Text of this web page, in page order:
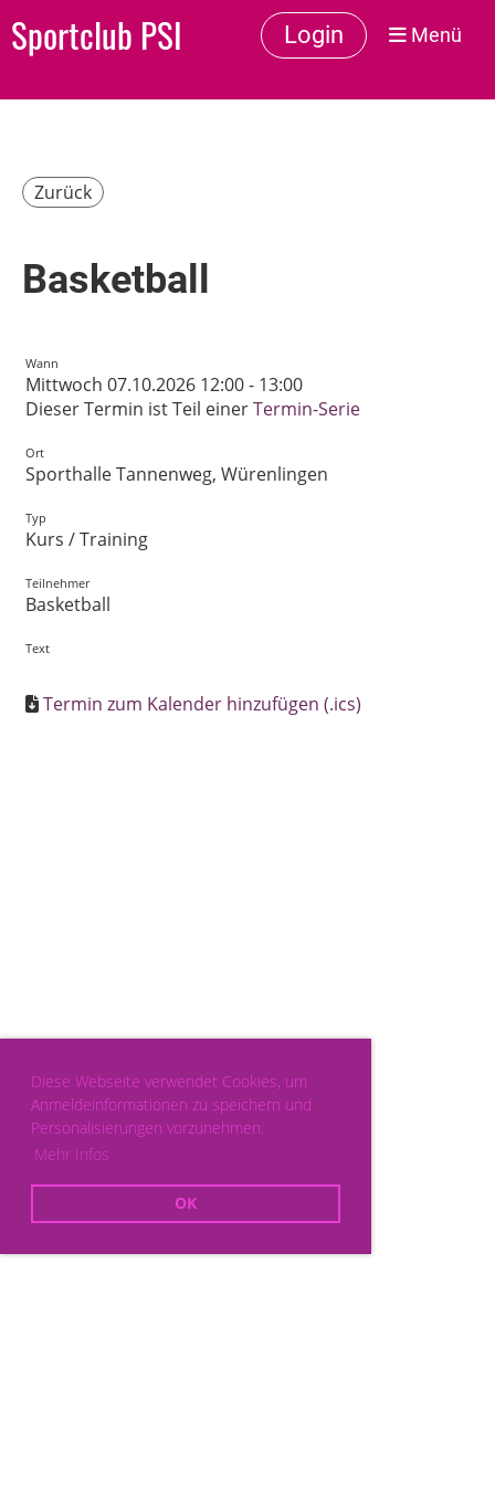
Diese Webseite verwendet Cookies, um
Anmeldeinformationen zu speichern und
Personalisierungen vorzunehmen.
Mehr Infos
OK
Sportclub PSI Login Menü
Zurück
Basketball
Wann
Mittwoch 07.10.2026 12:00 - 13:00
Dieser Termin ist Teil einerTermin-Serie
Ort
Sporthalle Tannenweg, Würenlingen
Typ
Kurs / Training
Teilnehmer
Basketball
Text
Termin zum Kalender hinzufügen (.ics)